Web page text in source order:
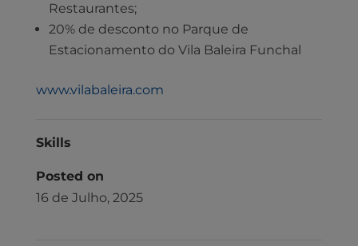
Restaurantes;
20% de desconto no Parque de
Estacionamento do Vila Baleira Funchal
www.vilabaleira.com
Skills
Posted on
16 de Julho, 2025